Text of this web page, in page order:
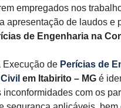
empregados nos
apresentação de laudos e
de Engenharia na
Execução de Perícias de
em Itabirito – MG é
inconformidades com os